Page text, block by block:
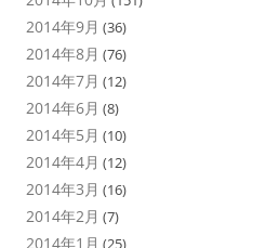
2014年9月 (36)
2014年8月 (76)
2014年7月 (12)
2014年6月 (8)
2014年5月 (10)
2014年4月 (12)
2014年3月 (16)
2014年2月 (7)
2014年1月 (25)